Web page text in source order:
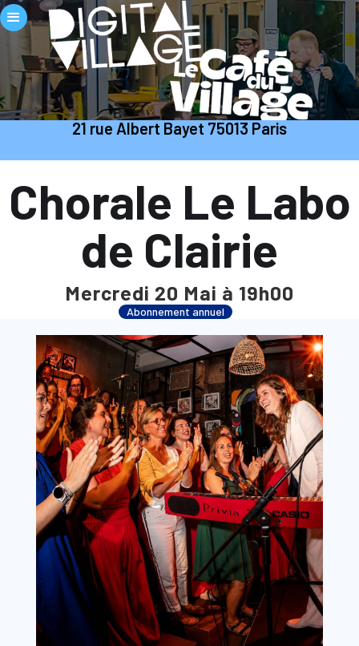
21 rue Albert Bayet 75013 Paris
Chorale Le Labo
de Clairie
Mercredi 20 Mai à 19h00
Abonnement annuel